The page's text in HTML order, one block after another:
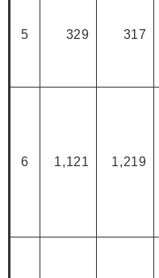
5 329 317
6 1,121 1,219